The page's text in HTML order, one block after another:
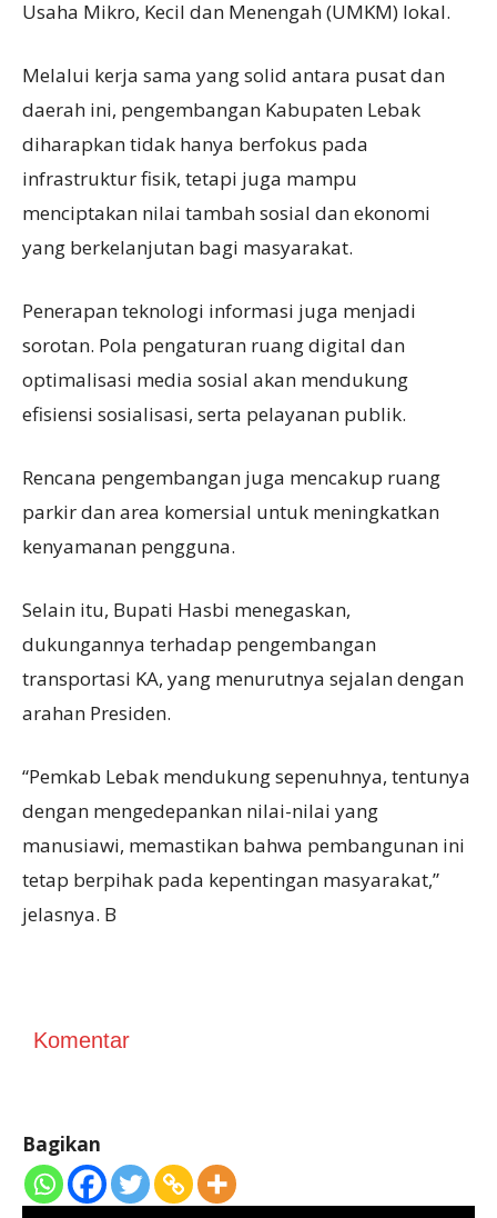
Usaha Mikro, Kecil dan Menengah (UMKM) lokal.
Melalui kerja sama yang solid antara pusat dan
daerah ini, pengembangan Kabupaten Lebak
diharapkan tidak hanya berfokus pada
infrastruktur fisik, tetapi juga mampu
menciptakan nilai tambah sosial dan ekonomi
yang berkelanjutan bagi masyarakat.
Penerapan teknologi informasi juga menjadi
sorotan. Pola pengaturan ruang digital dan
optimalisasi media sosial akan mendukung
efisiensi sosialisasi, serta pelayanan publik.
Rencana pengembangan juga mencakup ruang
parkir dan area komersial untuk meningkatkan
kenyamanan pengguna.
Selain itu, Bupati Hasbi menegaskan,
dukungannya terhadap pengembangan
transportasi KA, yang menurutnya sejalan dengan
arahan Presiden.
“Pemkab Lebak mendukung sepenuhnya, tentunya
dengan mengedepankan nilai-nilai yang
manusiawi, memastikan bahwa pembangunan ini
tetap berpihak pada kepentingan masyarakat,”
jelasnya. B
Komentar
Bagikan